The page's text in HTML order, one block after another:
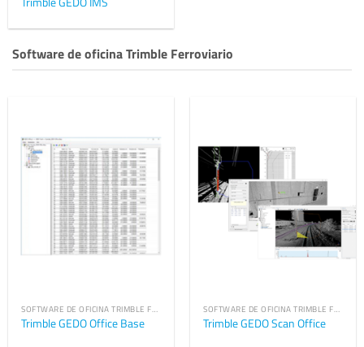
Software de oficina Trimble Ferroviario
SOFTWARE DE OFICINA TRIMBLE FERROVIARIO
Trimble GEDO Office Base
SOFTWARE DE OFICINA TRIMBLE FERROVIARIO
Trimble GEDO Scan Office